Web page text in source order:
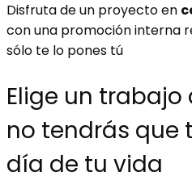
Disfruta de un proyecto en
con una promoción interna
sólo te lo pones tú
Elige un
no tendrás que
día de tu vida